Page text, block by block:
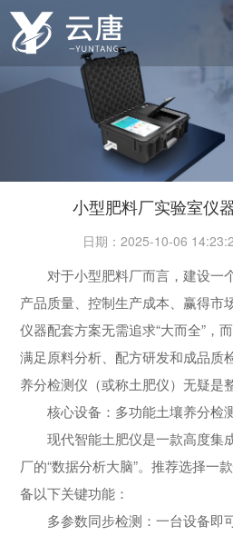
小型肥料厂实验室仪
日期：2025-10-06
对于小型肥料厂而言，建设一
产品质量、控制生产成本、赢得市
仪器配套方案无需追求“大而全”，
满足原料分析、配方研发和成品质
养分检测仪（或称土肥仪）无疑是
核心设备：多功能土壤养分检
现代智能土肥仪是一款高度集
厂的“数据分析大脑”。推荐选择一
备以下关键功能：
多参数同步检测：一台设备即